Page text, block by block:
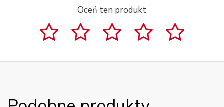
Oceń ten produkt